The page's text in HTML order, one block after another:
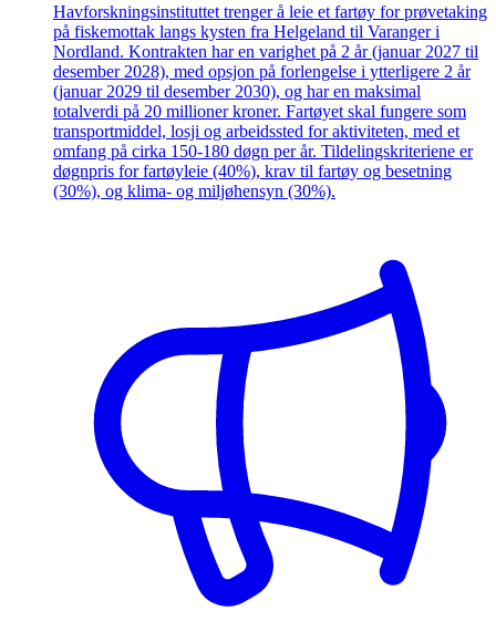
Havforskningsinstituttet trenger å leie et fartøy for prøvetaking
på fiskemottak langs kysten fra Helgeland til Varanger i
Nordland. Kontrakten har en varighet på 2 år (januar 2027 til
desember 2028), med opsjon på forlengelse i ytterligere 2 år
(januar 2029 til desember 2030), og har en maksimal
totalverdi på 20 millioner kroner. Fartøyet skal fungere som
transportmiddel, losji og arbeidssted for aktiviteten, med et
omfang på cirka 150-180 døgn per år. Tildelingskriteriene er
døgnpris for fartøyleie (40%), krav til fartøy og besetning
(30%), og klima- og miljøhensyn (30%).